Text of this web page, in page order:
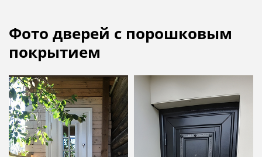
Фото дверей с порошковым
покрытием